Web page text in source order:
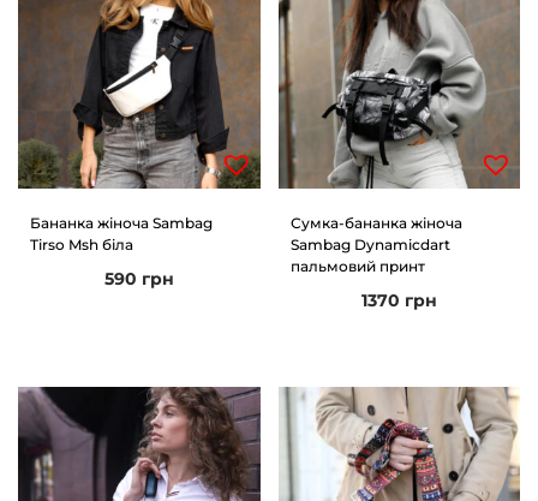
Бананка жіноча Sambag
Tirso Msh біла
590 грн
Сумка-бананка жіноча
Sambag Dynamicdart
пальмовий принт
1370 грн